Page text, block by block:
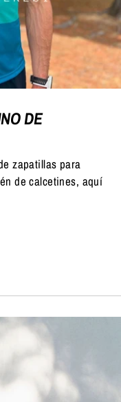
DE
zapatillas para
de calcetines, aquí